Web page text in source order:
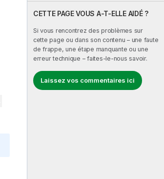
CETTE PAGE VOUS A-T-ELLE AIDÉ ?
Si vous rencontrez des problèmes sur
cette page ou dans son contenu – une faute
de frappe, une étape manquante ou une
erreur technique – faites-le-nous savoir.
Laissez vos commentaires ici